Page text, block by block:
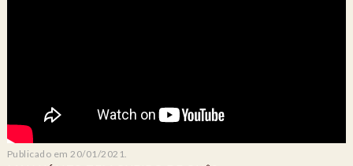
Publicado em 20/01/2021.